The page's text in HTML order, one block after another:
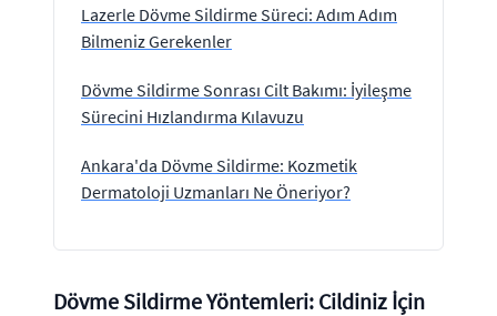
Lazerle Dövme Sildirme Süreci: Adım Adım
Bilmeniz Gerekenler
Dövme Sildirme Sonrası Cilt Bakımı: İyileşme
Sürecini Hızlandırma Kılavuzu
Ankara'da Dövme Sildirme: Kozmetik
Dermatoloji Uzmanları Ne Öneriyor?
Dövme Sildirme Yöntemleri: Cildiniz İçin